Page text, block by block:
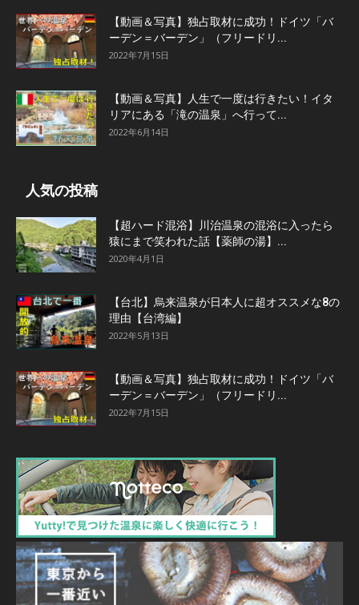
【動画＆写真】独占取材に成功！ドイツ「バ
ーデン＝バーデン」（フリードリ...
2022年7月15日
【動画＆写真】人生で一度は行きたい！イタ
リアにある「滝の温泉」へ行って...
2022年6月14日
人気の投稿
【超ハード混浴】川治温泉の混浴に入ったら
猿にまで笑われた話【薬師の湯】...
2020年4月1日
【台北】烏来温泉が日本人に超オススメな8の
理由【台湾編】
2022年5月13日
【動画＆写真】独占取材に成功！ドイツ「バ
ーデン＝バーデン」（フリードリ...
2022年7月15日